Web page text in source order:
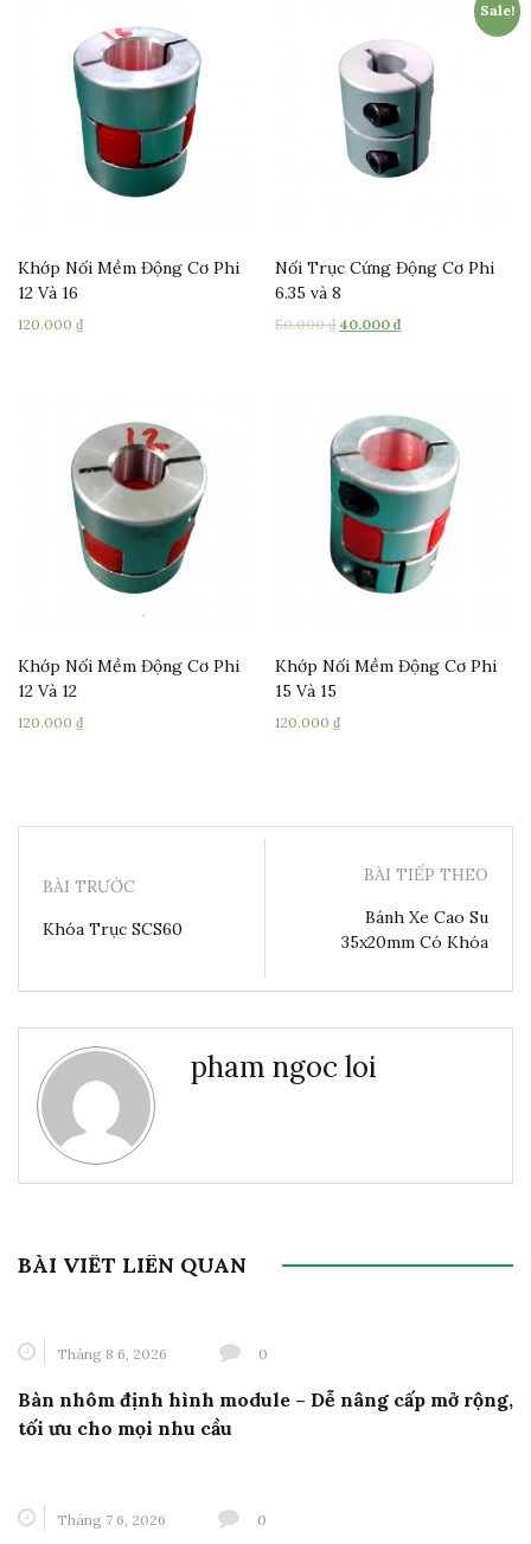
Khớp Nối Mềm Động Cơ Phi
12 Và 16
120.000 ₫
Sale!
Nối Trục Cứng Động Cơ Phi
6.35 và 8
50.000₫ 40.000₫
Khớp Nối Mềm Động Cơ Phi
12 Và 12
120.000 ₫
Khớp Nối Mềm Động Cơ Phi
15 Và 15
120.000₫
BÀI TRƯỚC
Khóa Trục SCS60
BÀI TIẾP THEO
Bánh Xe Cao Su
35x20mm Có Khóa
pham ngoc loi
BÀI VIẾT LIÊN QUAN
Tháng 8 6, 2026 0
Bàn nhôm định hình module – Dễ nâng cấp mở rộng,
tối ưu cho mọi nhu cầu
Tháng 7 6, 2026 0